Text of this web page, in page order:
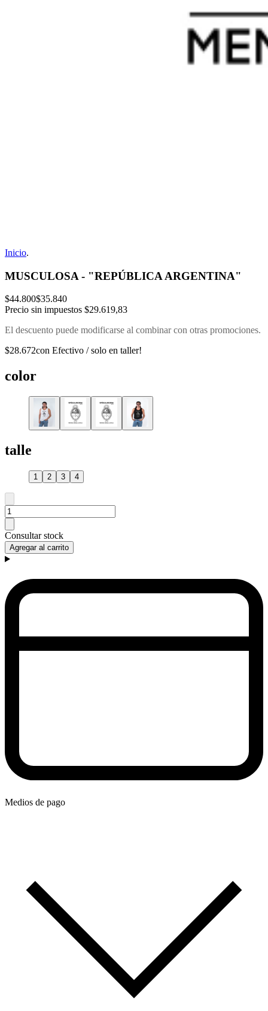
Inicio.
MUSCULOSA - "REPÚBLICA ARGENTINA"
$44.800$35.840
Precio sin impuestos $29.619,83
El descuento puede modificarse al combinar con otras promociones.
$28.672con Efectivo / solo en taller!
color
talle
1 2 3 4
Consultar stock
Agregar al carrito
Medios de pago